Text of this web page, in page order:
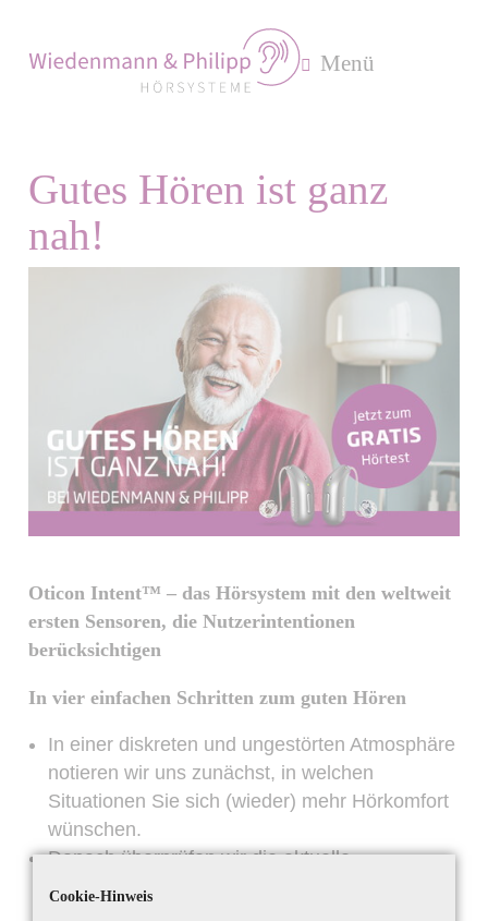
Menü
Gutes Hören ist ganz
nah!
Oticon Intent™ – das Hörsystem mit den weltweit
ersten Sensoren, die Nutzerintentionen
berücksichtigen
In vier einfachen Schritten zum guten Hören
In einer diskreten und ungestörten Atmosphäre
notieren wir uns zunächst, in welchen
Situationen Sie sich (wieder) mehr Hörkomfort
wünschen.
Danach überprüfen wir die aktuelle
Leistungsfähigkeit Ihres Gehörs und erklären
Cookie-Hinweis